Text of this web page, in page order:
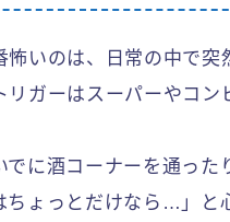
怖いのは、日常の中で
リガーはスーパーやコン
でに酒コーナーを通っ
ちょっとだけなら…」と